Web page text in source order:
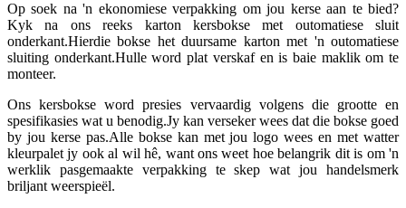
Op soek na 'n ekonomiese verpakking om jou kerse aan te bied?
Kyk na ons reeks karton kersbokse met outomatiese sluit
onderkant.Hierdie bokse het duursame karton met 'n outomatiese
sluiting onderkant.Hulle word plat verskaf en is baie maklik om te
monteer.
Ons kersbokse word presies vervaardig volgens die grootte en
spesifikasies wat u benodig.Jy kan verseker wees dat die bokse goed
by jou kerse pas.Alle bokse kan met jou logo wees en met watter
kleurpalet jy ook al wil hê, want ons weet hoe belangrik dit is om 'n
werklik pasgemaakte verpakking te skep wat jou handelsmerk
briljant weerspieël.